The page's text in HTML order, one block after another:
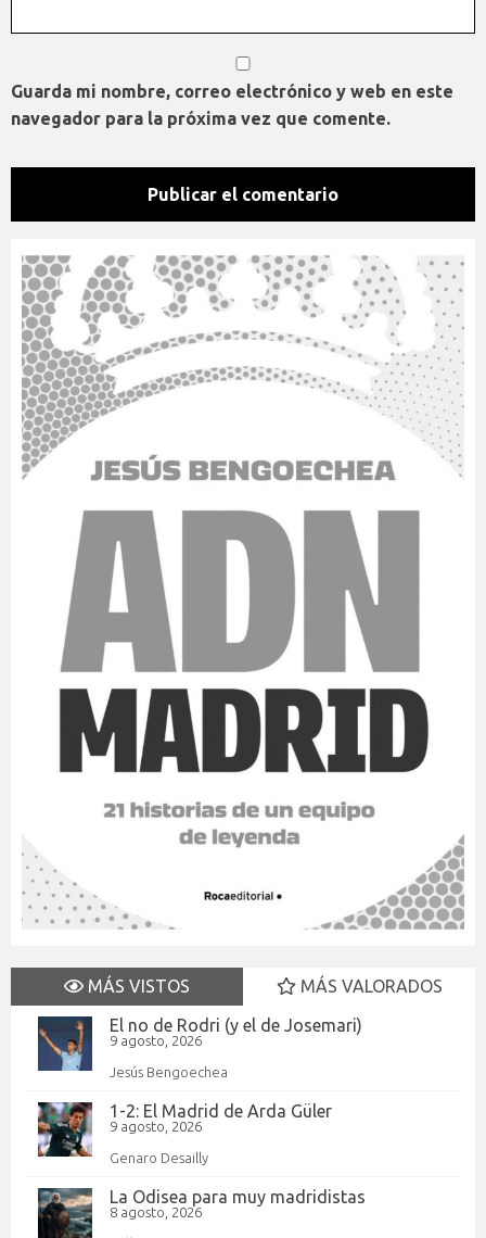
Guarda mi nombre, correo electrónico y web en este
navegador para la próxima vez que comente.
MÁS VISTOS
MÁS VALORADOS
El no de Rodri (y el de Josemari)
9 agosto, 2026
Jesús Bengoechea
1-2: El Madrid de Arda Güler
9 agosto, 2026
Genaro Desailly
La Odisea para muy madridistas
8 agosto, 2026